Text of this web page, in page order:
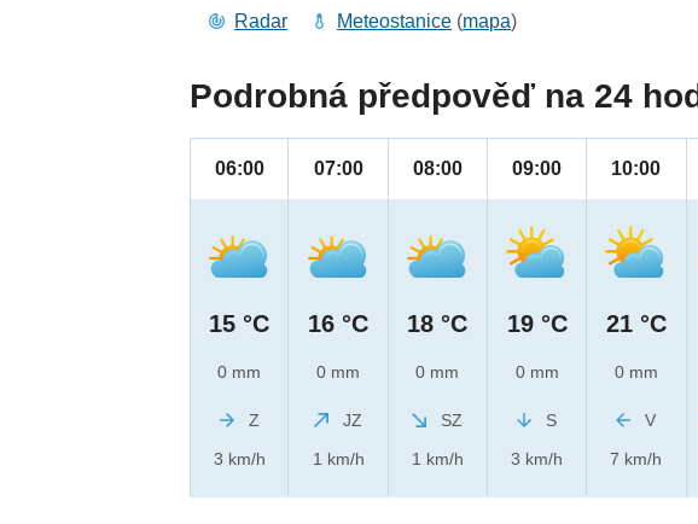
Radar Meteostanice (mapa)
Podrobná předpověď na 24
06:00
15 °C
0 mm
Z
3 km/h
07:00
16 °C
0 mm
JZ
1 km/h
08:00
18 °C
0 mm
SZ
1 km/h
09:00
19 °C
0 mm
S
3 km/h
10:00
21 °C
0 mm
V
7 km/h